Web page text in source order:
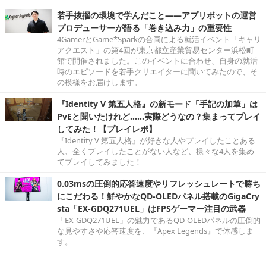
若手抜擢の環境で学んだこと――アプリボットの運営
プロデューサーが語る「巻き込み力」の重要性
4GamerとGame*Sparkの合同による就活イベント「キャリ
アクエスト」の第4回が東京都立産業貿易センター浜松町
館で開催されました。このイベントに合わせ、自身の就活
時のエピソードを若手クリエイターに聞いてみたので、そ
の模様をお届けします。
『Identity V 第五人格』の新モード「手記の加筆」は
PvEと聞いたけれど……実際どうなの？集まってプレイ
してみた！【プレイレポ】
『Identity V 第五人格』が好きな人やプレイしたことある
人、全くプレイしたことがない人など、様々な4人を集め
てプレイしてみました！
0.03msの圧倒的応答速度やリフレッシュレートで勝ち
にこだわる！鮮やかなQD-OLEDパネル搭載のGigaCry
sta「EX-GDQ271UEL」はFPSゲーマー注目の武器
「EX-GDQ271UEL」の魅力であるQD-OLEDパネルの圧倒的
な見やすさや応答速度を、『Apex Legends』で体感しま
す。